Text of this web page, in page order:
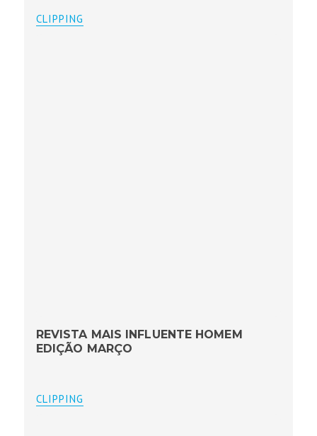
CLIPPING
REVISTA MAIS INFLUENTE HOMEM
EDIÇÃO MARÇO
CLIPPING